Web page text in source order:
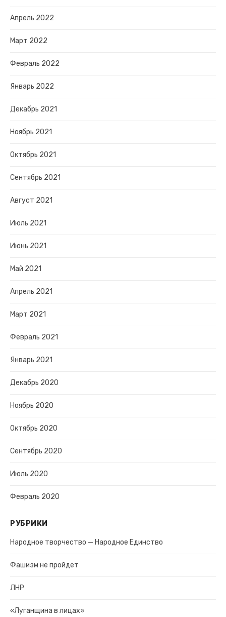
Апрель 2022
Март 2022
Февраль 2022
Январь 2022
Декабрь 2021
Ноябрь 2021
Октябрь 2021
Сентябрь 2021
Август 2021
Июль 2021
Июнь 2021
Май 2021
Апрель 2021
Март 2021
Февраль 2021
Январь 2021
Декабрь 2020
Ноябрь 2020
Октябрь 2020
Сентябрь 2020
Июль 2020
Февраль 2020
РУБРИКИ
Народное творчество — Народное Единство
Фашизм не пройдет
ЛНР
«Луганщина в лицах»